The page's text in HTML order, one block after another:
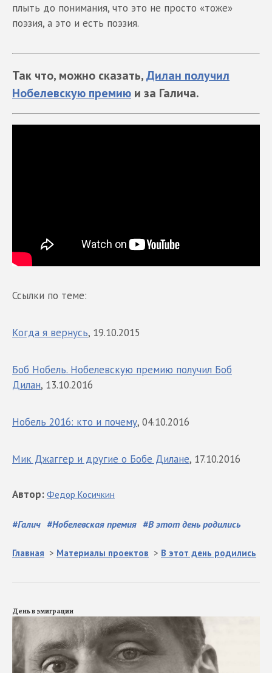
плыть до понимания, что это не просто «тоже»
поэзия, а это и есть поэзия.
Так что, можно сказать, Дилан получил
Нобелевскую премию и за Галича.
Ссылки по теме:
Когда я вернусь, 19.10.2015
Боб Нобель. Нобелевскую премию получил Боб
Дилан, 13.10.2016
Нобель 2016: кто и почему, 04.10.2016
Мик Джаггер и другие о Бобе Дилане, 17.10.2016
#Галич #Нобелевская премия #В этот день родились
Автор: Федор Косичкин
Главная > Материалы проектов > В этот день родились
День в эмиграции